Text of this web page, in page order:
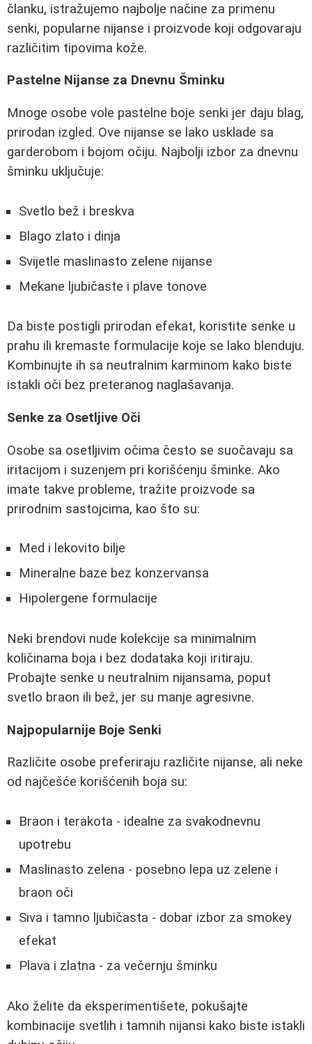
članku, istražujemo najbolje načine za primenu
senki, popularne nijanse i proizvode koji odgovaraju
različitim tipovima kože.
Pastelne Nijanse za Dnevnu Šminku
Mnoge osobe vole pastelne boje senki jer daju blag,
prirodan izgled. Ove nijanse se lako usklade sa
garderobom i bojom očiju. Najbolji izbor za dnevnu
šminku uključuje:
Svetlo bež i breskva
Blago zlato i dinja
Svijetle maslinasto zelene nijanse
Mekane ljubičaste i plave tonove
Da biste postigli prirodan efekat, koristite senke u
prahu ili kremaste formulacije koje se lako blenduju.
Kombinujte ih sa neutralnim karminom kako biste
istakli oči bez preteranog naglašavanja.
Senke za Osetljive Oči
Osobe sa osetljivim očima često se suočavaju sa
iritacijom i suzenjem pri korišćenju šminke. Ako
imate takve probleme, tražite proizvode sa
prirodnim sastojcima, kao što su:
Med i lekovito bilje
Mineralne baze bez konzervansa
Hipolergene formulacije
Neki brendovi nude kolekcije sa minimalnim
količinama boja i bez dodataka koji iritiraju.
Probajte senke u neutralnim nijansama, poput
svetlo braon ili bež, jer su manje agresivne.
Najpopularnije Boje Senki
Različite osobe preferiraju različite nijanse, ali neke
od najčešće korišćenih boja su:
Braon i terakota - idealne za svakodnevnu
upotrebu
Maslinasto zelena - posebno lepa uz zelene i
braon oči
Siva i tamno ljubičasta - dobar izbor za smokey
efekat
Plava i zlatna - za večernju šminku
Ako želite da eksperimentišete, pokušajte
kombinacije svetlih i tamnih nijansi kako biste istakli